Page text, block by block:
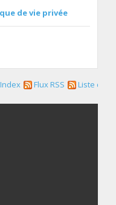
de vie privée
Flux RSS Liste des